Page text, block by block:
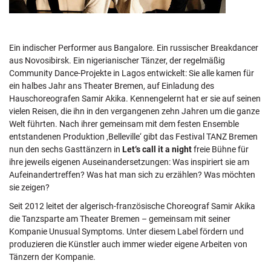
Ein indischer Performer aus Bangalore. Ein russischer Breakdancer
aus Novosibirsk. Ein nigerianischer Tänzer, der regelmäßig
Community Dance-Projekte in Lagos entwickelt: Sie alle kamen für
ein halbes Jahr ans Theater Bremen, auf Einladung des
Hauschoreografen Samir Akika. Kennengelernt hat er sie auf seinen
vielen Reisen, die ihn in den vergangenen zehn Jahren um die ganze
Welt führten. Nach ihrer gemeinsam mit dem festen Ensemble
entstandenen Produktion ‚Belleville‘ gibt das Festival TANZ Bremen
nun den sechs Gasttänzern in Let‘s call it a nightfreie Bühne für
ihre jeweils eigenen Auseinandersetzungen: Was inspiriert sie am
Aufeinandertreffen? Was hat man sich zu erzählen? Was möchten
sie zeigen?
Seit 2012 leitet der algerisch-französische Choreograf Samir Akika
die Tanzsparte am Theater Bremen – gemeinsam mit seiner
Kompanie Unusual Symptoms. Unter diesem Label fördern und
produzieren die Künstler auch immer wieder eigene Arbeiten von
Tänzern der Kompanie.